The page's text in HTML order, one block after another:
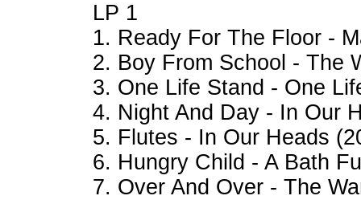
LP 1
1. Ready For The Floor -
2. Boy From School - The
3. One Life Stand - One
4. Night And Day - In Our
5. Flutes - In Our Heads
6. Hungry Child - A Bath
7. Over And Over - The